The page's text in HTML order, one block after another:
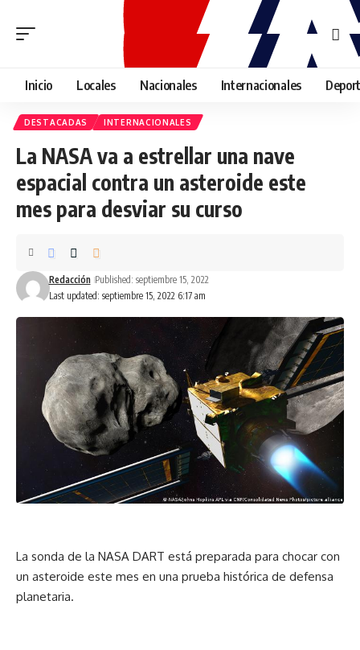
Inicio Locales Nacionales Internacionales
DESTACADAS INTERNACIONALES
La NASA va a estrellar una nave
espacial contra un asteroide este
mes para desviar su curso
Last updated: septiembre 15, 2022 6:17 am
Redacción Published: septiembre 15, 2022
La sonda de la NASA DART está preparada para chocar con
un asteroide este mes en una prueba histórica de defensa
planetaria.